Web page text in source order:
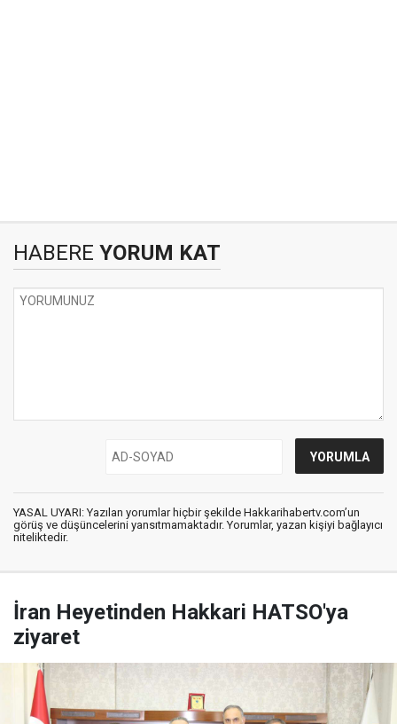
HABERE YORUM KAT
YASAL UYARI: Yazılan yorumlar hiçbir şekilde Hakkarihabertv.com’un
görüş ve düşüncelerini yansıtmamaktadır. Yorumlar, yazan kişiyi bağlayıcı
niteliktedir.
İran Heyetinden Hakkari HATSO'ya
ziyaret